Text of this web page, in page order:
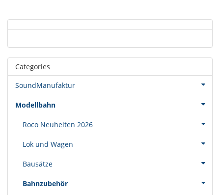
Categories
SoundManufaktur
Modellbahn
Roco Neuheiten 2026
Lok und Wagen
Bausätze
Bahnzubehör